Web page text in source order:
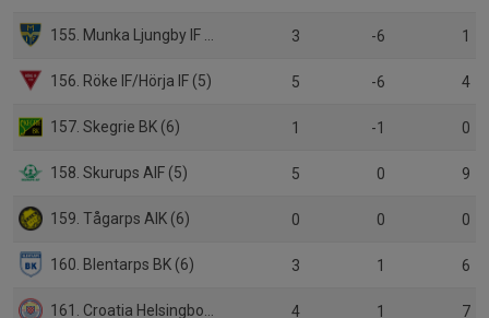
155. Munka Ljungby IF (5) 3 -6 1
156. Röke IF/Hörja IF (5) 5 -6 4
157. Skegrie BK (6) 1 -1 0
158. Skurups AIF (5) 5 0 9
159. Tågarps AIK (6) 0 0 0
160. Blentarps BK (6) 3 1 6
161. Croatia Helsingborg KIF (5) 4 1 7